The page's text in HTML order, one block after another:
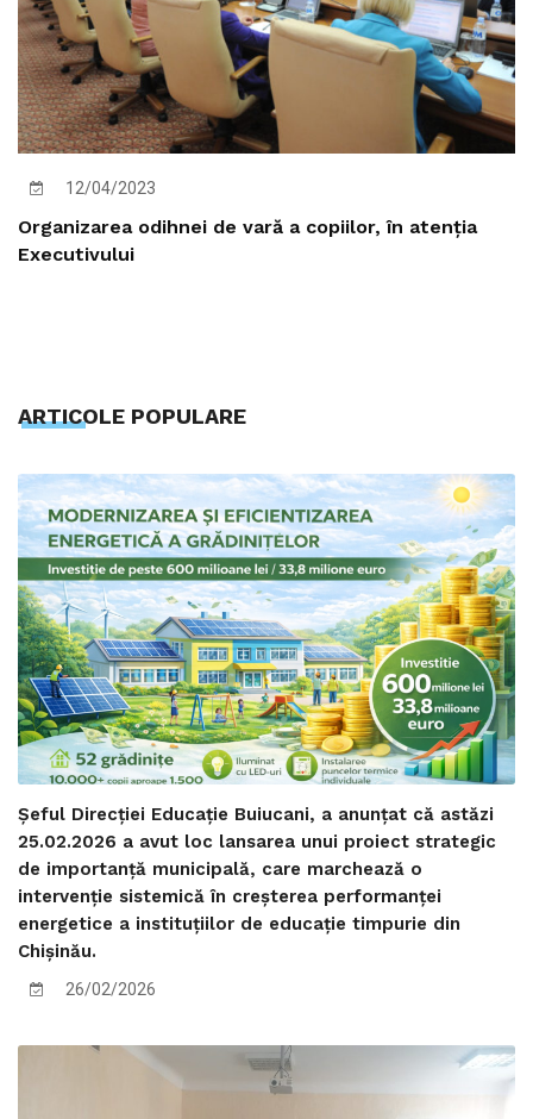
12/04/2023
Organizarea odihnei de vară a copiilor, în atenția
Executivului
ARTICOLE POPULARE
Șeful Direcției Educație Buiucani, a anunțat că astăzi
25.02.2026 a avut loc lansarea unui proiect strategic
de importanță municipală, care marchează o
intervenție sistemică în creșterea performanței
energetice a instituțiilor de educație timpurie din
Chișinău.
26/02/2026